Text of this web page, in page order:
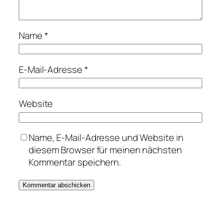
Name*
E-Mail-Adresse*
Website
Name, E-Mail-Adresse und Website in
diesem Browser für meinen nächsten
Kommentar speichern.